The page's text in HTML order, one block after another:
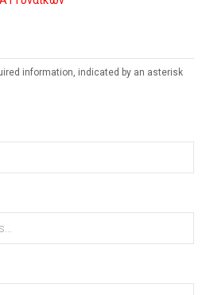
information, indicated by an asterisk